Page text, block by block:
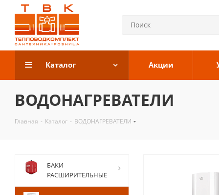
Каталог Акции
ВОДОНАГРЕВАТЕЛИ
Главная - Каталог - ВОДОНАГРЕВАТЕЛИ
БАКИ
РАСШИРИТЕЛЬНЫЕ